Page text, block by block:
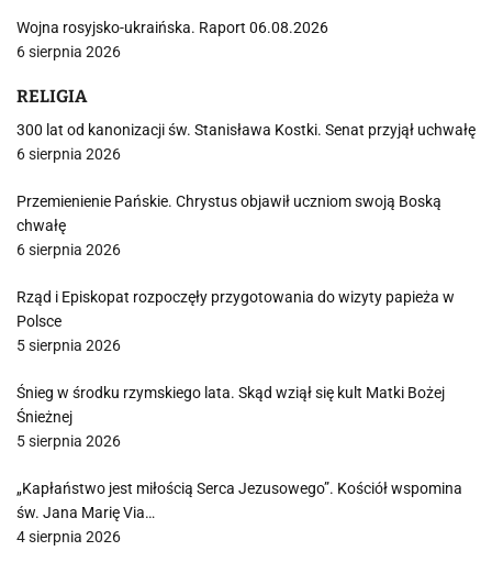
Wojna rosyjsko-ukraińska. Raport 06.08.2026
6 sierpnia 2026
RELIGIA
300 lat od kanonizacji św. Stanisława Kostki. Senat przyjął uchwałę
6 sierpnia 2026
Przemienienie Pańskie. Chrystus objawił uczniom swoją Boską
chwałę
6 sierpnia 2026
Rząd i Episkopat rozpoczęły przygotowania do wizyty papieża w
Polsce
5 sierpnia 2026
Śnieg w środku rzymskiego lata. Skąd wziął się kult Matki Bożej
Śnieżnej
5 sierpnia 2026
„Kapłaństwo jest miłością Serca Jezusowego”. Kościół wspomina
św. Jana Marię Via…
4 sierpnia 2026